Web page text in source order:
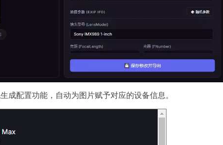
成配置功能，自动为图片赋予对应的设备信息。